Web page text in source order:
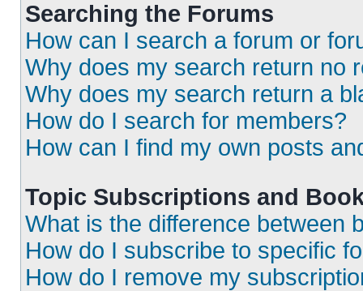
Searching the Forums
How can I search a forum or
Why does my search return no
Why does my search return a
How do I search for members?
How can I find my own posts
Topic Subscriptions and
What is the difference between
How do I subscribe to specific
How do I remove my